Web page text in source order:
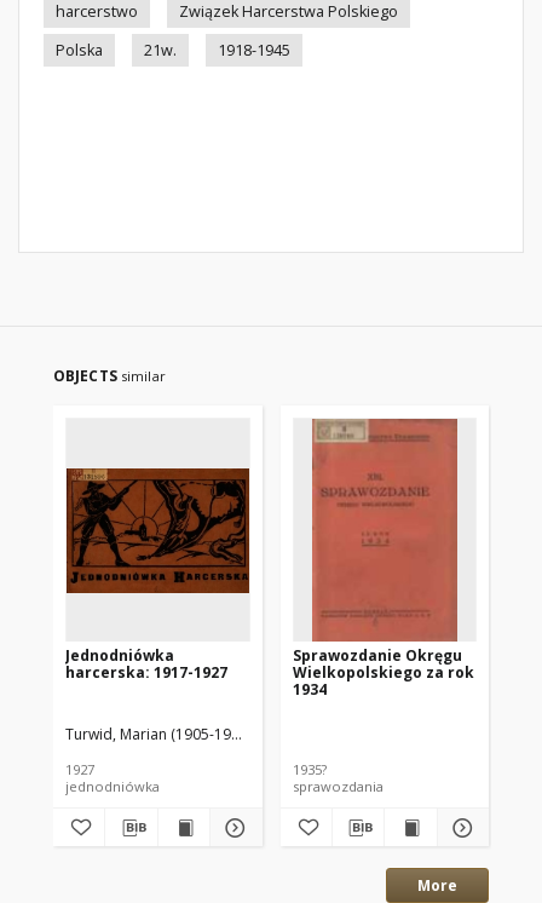
harcerstwo
Związek Harcerstwa Polskiego
Polska
21w. 1918-1945
OBJECTS similar
Jednodniówka
harcerska: 1917-1927
Turwid, Marian (1905-1987) red.
1927
jednodniówka
Sprawozdanie Okręgu
Wielkopolskiego za rok
1934
1935?
sprawozdania
More